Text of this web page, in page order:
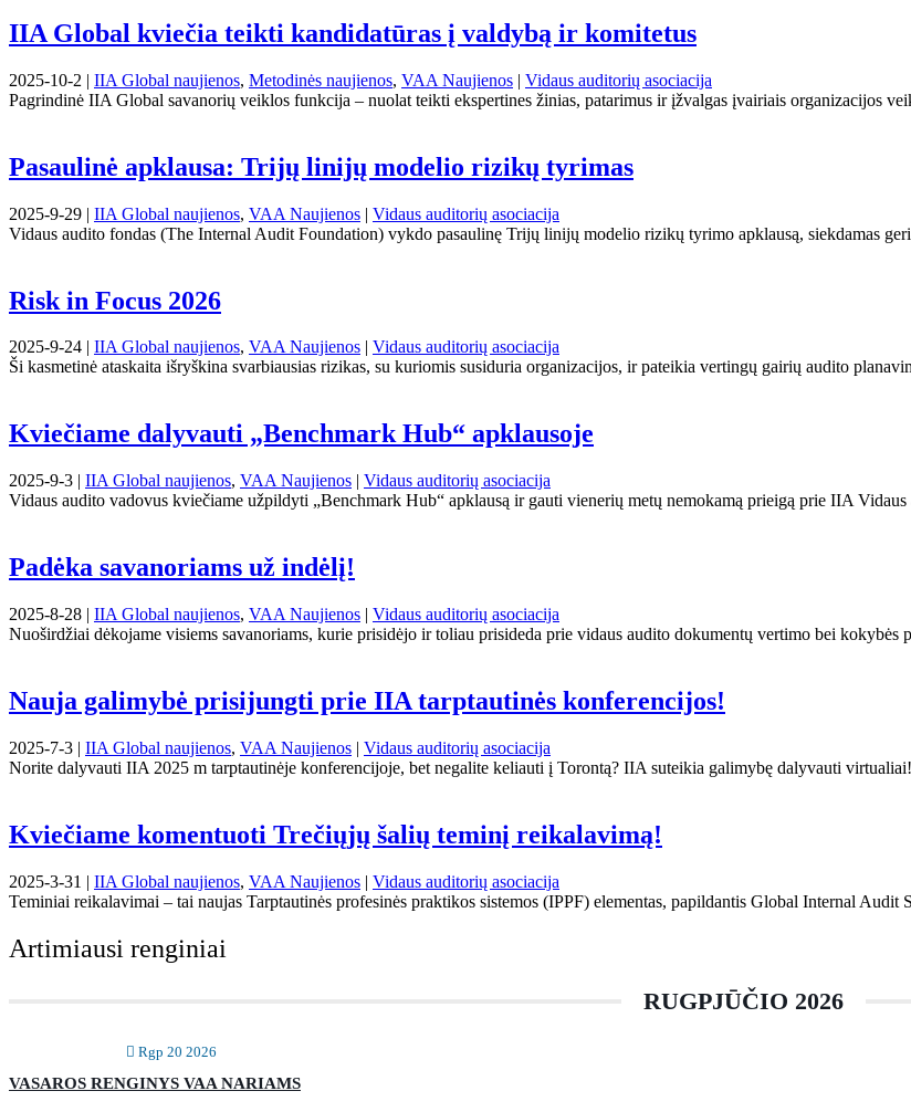
IIA Global kviečia teikti kandidatūras į valdybą ir komitetus
2025-10-2 | IIA Global naujienos, Metodinės naujienos, VAA Naujienos | Vidaus auditorių asociacija
Pagrindinė IIA Global savanorių veiklos funkcija – nuolat teikti ekspertines žinias, patarimus ir įžvalgas įvairiais organizacijos
Pasaulinė apklausa: Trijų linijų modelio rizikų tyrimas
2025-9-29 | IIA Global naujienos, VAA Naujienos | Vidaus auditorių asociacija
Vidaus audito fondas (The Internal Audit Foundation) vykdo pasaulinę Trijų linijų modelio rizikų tyrimo apklausą, siekdamas
Risk in Focus 2026
2025-9-24 | IIA Global naujienos, VAA Naujienos
Vidaus auditorių asociacija
Ši kasmetinė ataskaita išryškina svarbiausias rizikas, su kuriomis susiduria organizacijos, ir pateikia vertingų gairių audito
Kviečiame dalyvauti „Benchmark Hub“ apklausoje
2025-9-3 | IIA Global naujienos, VAA Naujienos | Vidaus auditorių asociacija
Vidaus audito vadovus kviečiame užpildyti „Benchmark Hub“ apklausą ir gauti vienerių metų nemokamą prieigą prie IIA Vidaus
Padėka savanoriams už indėlį!
2025-8-28 | IIA Global naujienos, VAA Naujienos | Vidaus auditorių asociacija
Nuoširdžiai dėkojame visiems savanoriams, kurie prisidėjo ir toliau prisideda prie vidaus audito dokumentų vertimo bei kokybės
Nauja galimybė prisijungti prie IIA tarptautinės konferencijos!
2025-7-3 | IIA Global naujienos, VAA Naujienos | Vidaus auditorių asociacija
Norite dalyvauti IIA 2025 m tarptautinėje konferencijoje, bet negalite keliauti į Torontą? IIA suteikia galimybę dalyvauti
Kviečiame komentuoti Trečiųjų šalių teminį reikalavimą!
2025-3-31 | IIA Global naujienos, VAA Naujienos | Vidaus auditorių asociacija
Teminiai reikalavimai – tai naujas Tarptautinės profesinės praktikos sistemos (IPPF) elementas, papildantis Global Internal
Artimiausi renginiai
RUGPJŪČIO 2026
Rgp 20 2026
VASAROS RENGINYS VAA NARIAMS